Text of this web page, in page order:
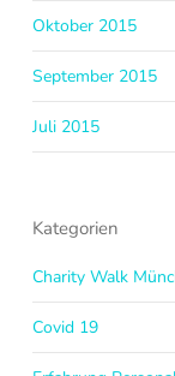
Oktober 2015
September 2015
Juli 2015
Kategorien
Charity Walk
Covid 19